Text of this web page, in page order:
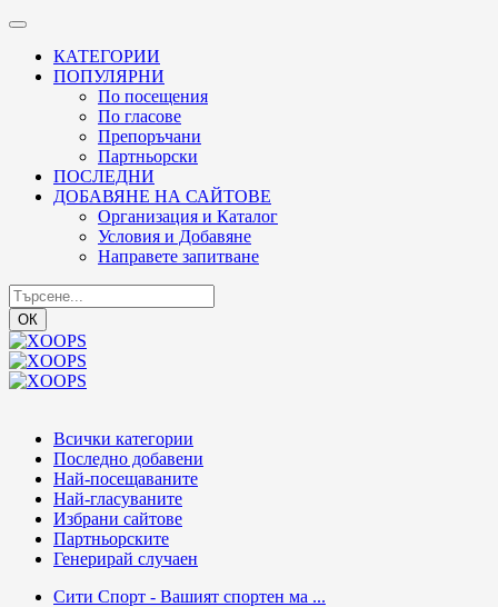
КАТЕГОРИИ
ПОПУЛЯРНИ
По посещения
По гласове
Препоръчани
Партньорски
ПОСЛЕДНИ
ДОБАВЯНЕ НА САЙТОВЕ
Организация и Каталог
Условия и Добавяне
Направете запитване
ОК
Всички категории
Последно добавени
Най-посещаваните
Най-гласуваните
Избрани сайтове
Партньорските
Генерирай случаен
Сити Спорт - Вашият спортен ма ...